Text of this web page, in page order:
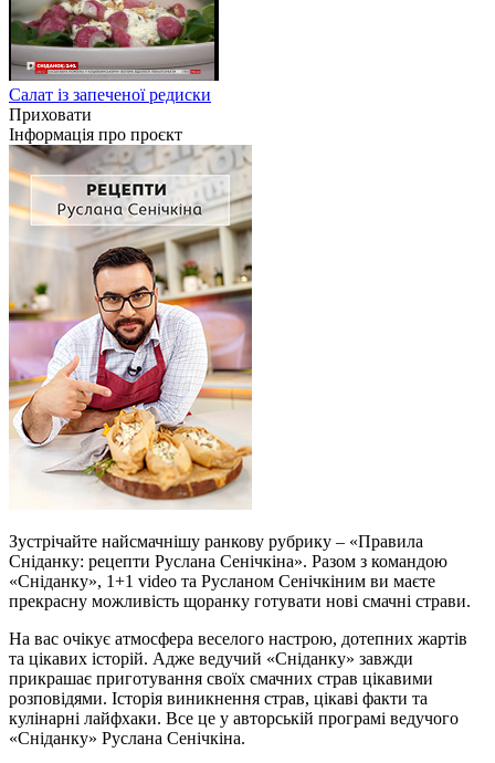
Салат із запеченої редиски
Приховати
Інформація про проєкт
Зустрічайте найсмачнішу ранкову рубрику – «Правила
Сніданку: рецепти Руслана Сенічкіна». Разом з командою
«Сніданку», 1+1 video та Русланом Сенічкіним ви маєте
прекрасну можливість щоранку готувати нові смачні страви.
На вас очікує атмосфера веселого настрою, дотепних жартів
та цікавих історій. Адже ведучий «Сніданку» завжди
прикрашає приготування своїх смачних страв цікавими
розповідями. Історія виникнення страв, цікаві факти та
кулінарні лайфхаки. Все це у авторській програмі ведучого
«Сніданку» Руслана Сенічкіна.